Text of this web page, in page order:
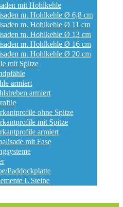
mit Hohlkehle
m. Hohlkehle Ø 6,8 cm
m. Hohlkehle Ø 11 cm
m. Hohlkehle Ø 13 cm
m. Hohlkehle Ø 16 cm
m. Hohlkehle Ø 20 cm
mit Spitze
armiert
armiert
ohne Spitze
mit Spitze
armiert
mit Fase
Paddockplatte
L Steine